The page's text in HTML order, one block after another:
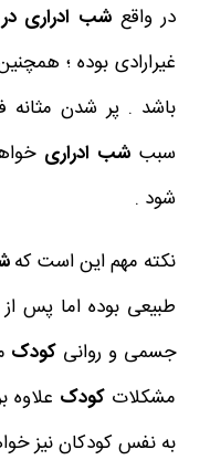
در واقعشب ادراری در
غیرارادی بوده ؛
باشد . پر شدن مثانه
سببشب ادراری
شود .
نکته مهم این است کهشب
طبیعی بوده اما پس از
جسمی و روانیکودک
مشکلاتکودکعلاوه بر
به نفس کودکان نیز